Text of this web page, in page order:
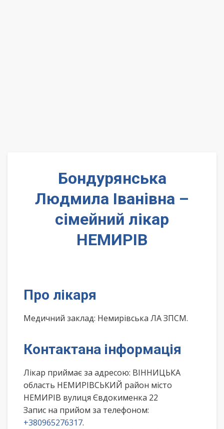
Бондурянська
Людмила Іванівна –
сімейний лікар
НЕМИРІВ
Про лікаря
Медичний заклад: Немирівська ЛА ЗПСМ.
Контактана інформація
Лікар приймає за адресою: ВІННИЦЬКА
область НЕМИРІВСЬКИЙ район місто
НЕМИРІВ вулиця Євдокименка 22
Запис на прийом за телефоном:
+380965276317.